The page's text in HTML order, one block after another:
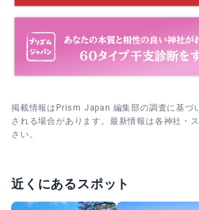
当日は開始前に到着し、拝殿→境内
雑前の午前帯に向かうのが◎。
掲載情報はPrism Japan 編集部の調査に基づ
される場合があります。最新情報は各神社・
さい。
近くにあるスポット